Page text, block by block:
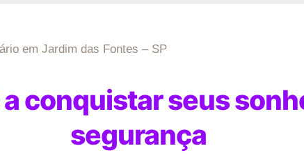
em Jardim das Fontes – SP
conquistar seus
segurança